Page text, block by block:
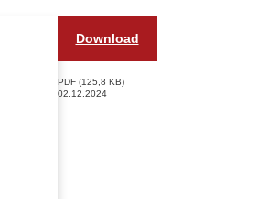
Download
PDF 125,8 KB
02.12.2024